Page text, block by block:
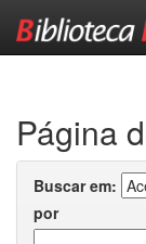
Página
Buscar em:
por